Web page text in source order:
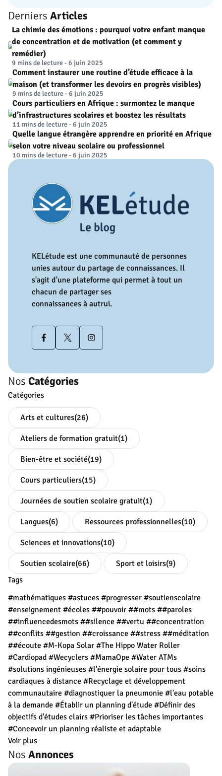
Derniers Articles
La chimie des émotions : pourquoi votre enfant manque
de concentration et de motivation (et comment y
remédier)
9 mins de lecture - 6 juin 2025
Comment instaurer une routine d’étude efficace à la
maison (et transformer les devoirs en progrès visibles)
9 mins de lecture - 6 juin 2025
Cours particuliers en Afrique : surmontez le manque
d’infrastructures scolaires et boostez les résultats
11 mins de lecture - 6 juin 2025
Quelle langue étrangère apprendre en priorité en Afrique
selon votre niveau scolaire ou professionnel
10 mins de lecture - 6 juin 2025
KELétude est une communauté de personnes
unies autour du partage de connaissances. Il
s'agit d'une plateforme qui permet à tout un
chacun de partager ses
connaissances à autrui.
Nos Catégories
Catégories
Arts et cultures(26)
Ateliers de formation gratuit(1)
Bien-être et société(19)
Cours particuliers(15)
Journées de soutien scolaire gratuit(1)
Langues(6) Ressources professionnelles(10)
Sciences et innovations(10)
Soutien scolaire(66) Sport et loisirs(9)
Tags
#mathématiques #astuces #progresser #soutienscolaire
#enseignement #écoles ##pouvoir ##mots ##paroles
##influencedesmots ##silence ##vertu ##concentration
##conflits ##gestion ##croissance ##stress ##méditation
##écoute #M-Kopa Solar #The Hippo Water Roller
#Cardiopad #Wecyclers #MamaOpe #Water ATMs
#solutions ingénieuses #l'énergie solaire pour tous #soins
cardiaques à distance #Recyclage et développement
communautaire #diagnostiquer la pneumonie #l'eau potable
à la demande #Établir un planning d'étude #Définir des
objectifs d'études clairs #Prioriser les tâches importantes
#Concevoir un planning réaliste et adaptable
Voir plus
Nos Annonces